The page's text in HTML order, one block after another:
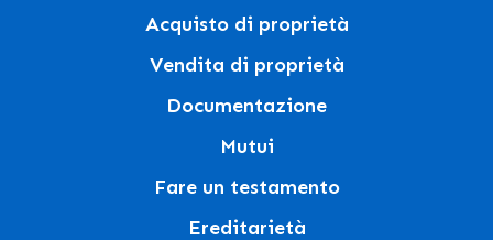
Acquisto di proprietà
Vendita di proprietà
Documentazione
Mutui
Fare un testamento
Ereditarietà